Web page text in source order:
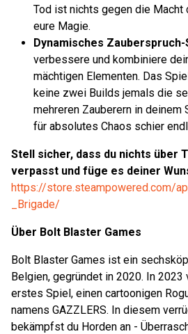
Tod ist nichts gegen die Macht
eure Magie.
Dynamisches
verbessere und kombiniere
mächtigen Elementen. Das
keine zwei Builds jemals die
mehreren Zauberern in
für absolutes Chaos schier
Stell sicher, dass du nichts über
verpasst und füge es deiner
https://store.steampowered.com/
_Brigade/
Über Bolt Blaster Games
Bolt Blaster Games ist ein
Belgien, gegründet in 2020. In
erstes Spiel, einen cartoonigen
namens GAZZLERS. In diesem
bekämpfst du Horden an -